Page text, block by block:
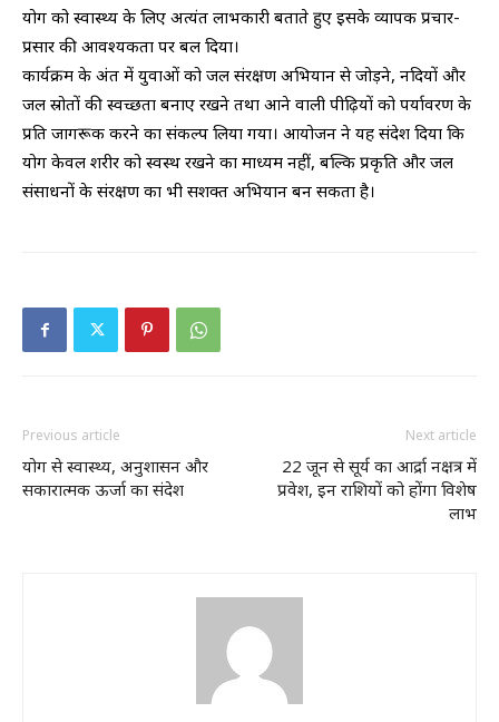
योग को स्वास्थ्य के लिए अत्यंत लाभकारी बताते हुए इसके व्यापक प्रचार-
प्रसार की आवश्यकता पर बल दिया।
कार्यक्रम के अंत में युवाओं को जल संरक्षण अभियान से जोड़ने, नदियों और
जल स्रोतों की स्वच्छता बनाए रखने तथा आने वाली पीढ़ियों को पर्यावरण के
प्रति जागरूक करने का संकल्प लिया गया। आयोजन ने यह संदेश दिया कि
योग केवल शरीर को स्वस्थ रखने का माध्यम नहीं, बल्कि प्रकृति और जल
संसाधनों के संरक्षण का भी सशक्त अभियान बन सकता है।
Previous article
योग से स्वास्थ्य, अनुशासन और
सकारात्मक ऊर्जा का संदेश
Next article
22 जून से सूर्य का आर्द्रा नक्षत्र में
प्रवेश, इन राशियों को होंगा विशेष
लाभ